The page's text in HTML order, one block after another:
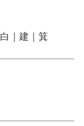
｜建｜箕